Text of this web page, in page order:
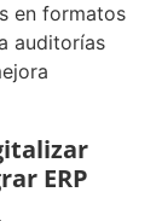
en formatos
auditorías
ERP